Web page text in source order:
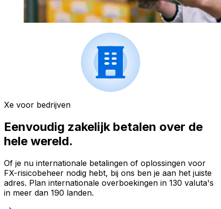
Xe voor bedrijven
Eenvoudig zakelijk betalen over de
hele wereld.
Of je nu internationale betalingen of oplossingen voor
FX-risicobeheer nodig hebt, bij ons ben je aan het juiste
adres. Plan internationale overboekingen in 130 valuta's
in meer dan 190 landen.